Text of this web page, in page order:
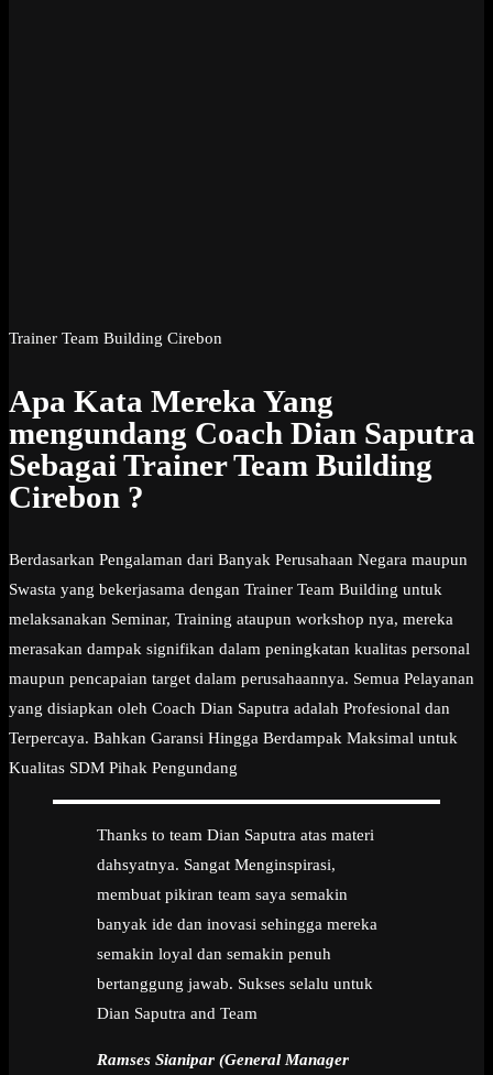
Trainer Team Building Cirebon
Apa Kata Mereka Yang
mengundang Coach Dian Saputra
Sebagai Trainer Team Building
Cirebon ?
Berdasarkan Pengalaman dari Banyak Perusahaan Negara maupun
Swasta yang bekerjasama dengan Trainer Team Building untuk
melaksanakan Seminar, Training ataupun workshop nya, mereka
merasakan dampak signifikan dalam peningkatan kualitas personal
maupun pencapaian target dalam perusahaannya. Semua Pelayanan
yang disiapkan oleh Coach Dian Saputra adalah Profesional dan
Terpercaya. Bahkan Garansi Hingga Berdampak Maksimal untuk
Kualitas SDM Pihak Pengundang
Thanks to team Dian Saputra atas materi
dahsyatnya. Sangat Menginspirasi,
membuat pikiran team saya semakin
banyak ide dan inovasi sehingga mereka
semakin loyal dan semakin penuh
bertanggung jawab. Sukses selalu untuk
Dian Saputra and Team
Ramses Sianipar (General Manager